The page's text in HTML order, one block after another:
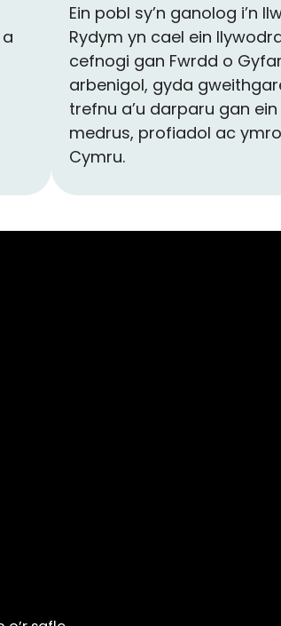
Ein pobl sy’n ganolog i’n
Rydym yn cael ein
cefnogi gan Fwrdd o
arbenigol, gyda
trefnu a’u darparu gan
medrus, profiadol ac
Cymru.